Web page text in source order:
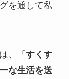
を通して私
、「 すくす
な生活を送